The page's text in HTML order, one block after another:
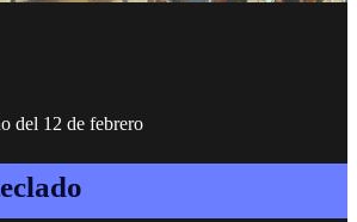
del 12 de febrero